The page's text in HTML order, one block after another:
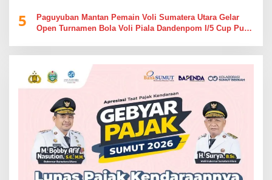
5
Paguyuban Mantan Pemain Voli Sumatera Utara Gelar
Open Turnamen Bola Voli Piala Dandenpom I/5 Cup Putra